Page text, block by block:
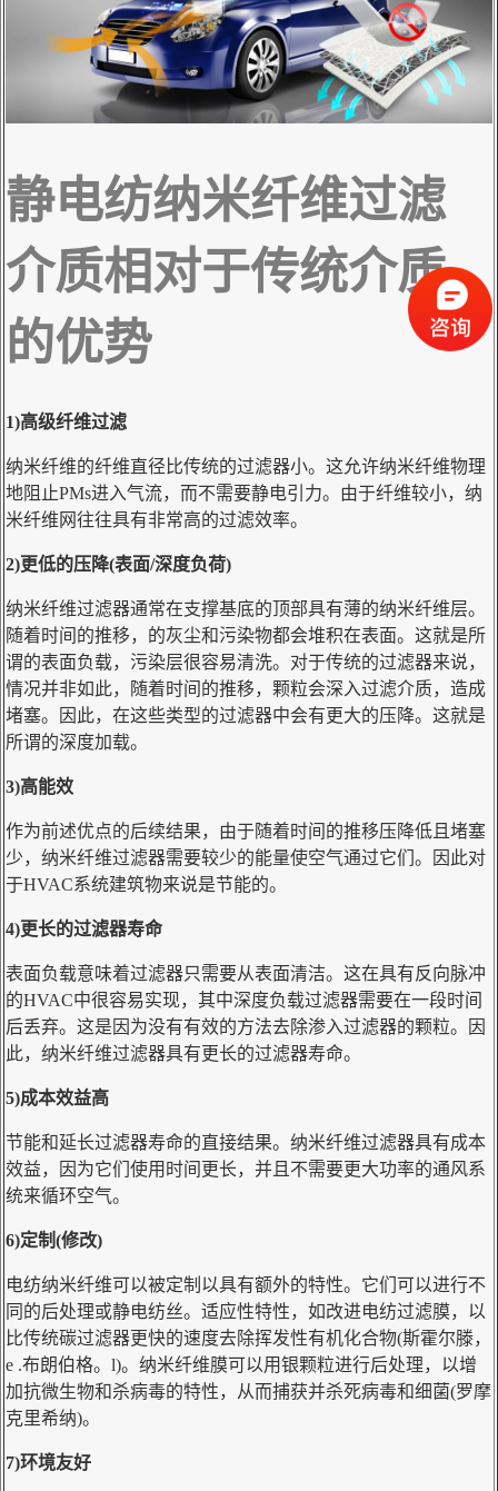
静电纺纳米纤维过滤
介质相对于传统介质
的优势
1)高级纤维过滤
纳米纤维的纤维直径比传统的过滤器小。这允许纳米纤维物理
地阻止PMs进入气流，而不需要静电引力。由于纤维较小，纳
米纤维网往往具有非常高的过滤效率。
2)更低的压降(表面/深度负荷)
纳米纤维过滤器通常在支撑基底的顶部具有薄的纳米纤维层。
随着时间的推移，的灰尘和污染物都会堆积在表面。这就是所
谓的表面负载，污染层很容易清洗。对于传统的过滤器来说，
情况并非如此，随着时间的推移，颗粒会深入过滤介质，造成
堵塞。因此，在这些类型的过滤器中会有更大的压降。这就是
所谓的深度加载。
3)高能效
作为前述优点的后续结果，由于随着时间的推移压降低且堵塞
少，纳米纤维过滤器需要较少的能量使空气通过它们。因此对
于HVAC系统建筑物来说是节能的。
4)更长的过滤器寿命
表面负载意味着过滤器只需要从表面清洁。这在具有反向脉冲
的HVAC中很容易实现，其中深度负载过滤器需要在一段时间
后丢弃。这是因为没有有效的方法去除渗入过滤器的颗粒。因
此，纳米纤维过滤器具有更长的过滤器寿命。
5)成本效益高
节能和延长过滤器寿命的直接结果。纳米纤维过滤器具有成本
效益，因为它们使用时间更长，并且不需要更大功率的通风系
统来循环空气。
6)定制(修改)
电纺纳米纤维可以被定制以具有额外的特性。它们可以进行不
同的后处理或静电纺丝。适应性特性，如改进电纺过滤膜，以
比传统碳过滤器更快的速度去除挥发性有机化合物(斯霍尔滕，
e .布朗伯格。l)。纳米纤维膜可以用银颗粒进行后处理，以增
加抗微生物和杀病毒的特性，从而捕获并杀死病毒和细菌(罗摩
克里希纳)。
7)环境友好